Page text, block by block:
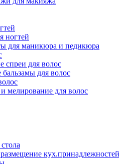
ногтей
для маникюра и педикюра
спреи для волос
для волос
мелирование для волос
кух.принадлежностей